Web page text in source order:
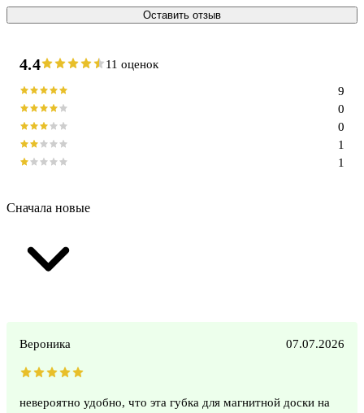
Оставить отзыв
4.4 11 оценок
1
1
0
0
9
Сначала новые
Вероника 07.07.2026
невероятно удобно, что эта губка для магнитной доски на